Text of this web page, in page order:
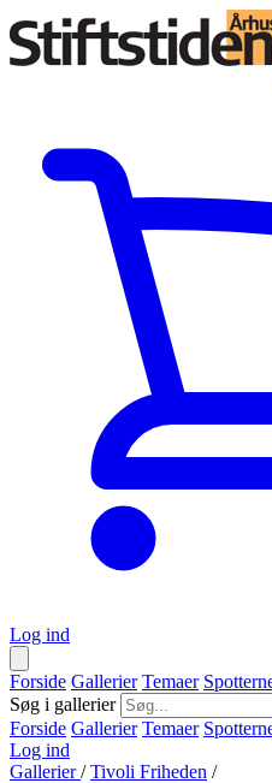
Log ind
Forside Gallerier Temaer
Søg i gallerier
Forside Gallerier Temaer
Log ind
Gallerier/ Tivoli Friheden /